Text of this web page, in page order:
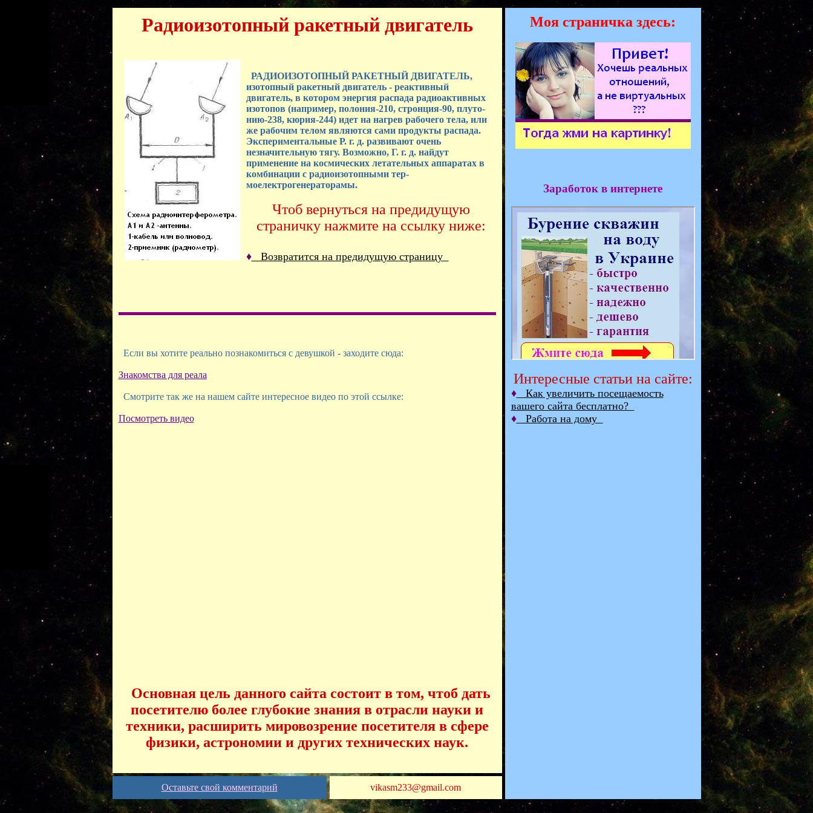
Радиоизотопный ракетный двигатель
РАДИОИЗОТОПНЫЙ РАКЕТНЫЙ ДВИГАТЕЛЬ,
изотопный ракетный двигатель - реактивный
двигатель, в котором энергия распада радиоактивных
изотопов (например, полония-210, стронция-90, плуто-
нию-238, кюрия-244) идет на нагрев рабочего тела, или
же рабочим телом являются сами продукты распада.
Экспериментальные Р. г. д. развивают очень
незначительную тягу. Возможно, Г. г. д. найдут
применение на космических летательных аппаратах в
комбинации с радиоизотопными тер-
моелектрогенераторамы.
Чтоб вернуться на предидущую
страничку нажмите на ссылку ниже:
♦Возвратится на предидущую страницу
Если вы хотите реально познакомиться с девушкой - заходите сюда:
Знакомства для реала
Смотрите так же на нашем сайте интересное видео по этой ссылке:
Посмотреть видео
Основная цель данного сайта состоит в том, чтоб дать
посетителю более глубокие знания в отрасли науки и
техники, расширить мировозрение посетителя в сфере
физики, астрономии и других технических наук.
Моя страничка здесь:
Заработок в интернете
Интересные статьи на сайте:
♦Как увеличить посещаемость
вашего сайта бесплатно?
♦Работа на дому
Оставьте свой комментарий vikasm233@gmail.com